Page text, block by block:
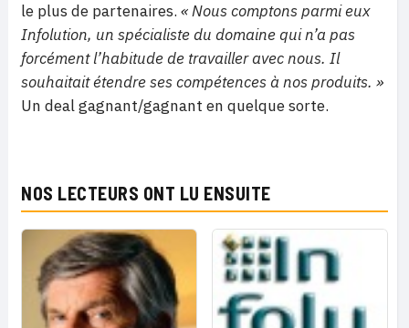
le plus de partenaires. « Nous comptons parmi eux
Infolution, un spécialiste du domaine qui n’a pas
forcément l’habitude de travailler avec nous. Il
souhaitait étendre ses compétences à nos produits. »
Un deal gagnant/gagnant en quelque sorte.
NOS LECTEURS ONT LU ENSUITE